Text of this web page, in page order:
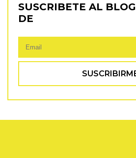
SUSCRIBETE AL BLOG
DE